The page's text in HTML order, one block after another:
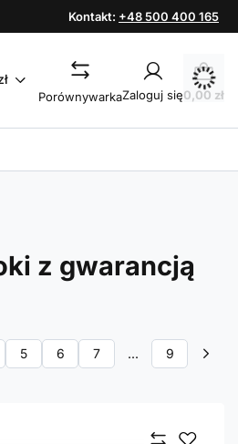
Kontakt: +48 500 400 165
PorównywarkaZaloguj się0,00 zł
z gwarancją
5 6 7 ... 9